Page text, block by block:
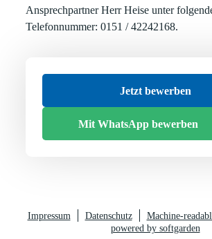
Ansprechpartner Herr Heise unter
Telefonnummer: 0151 / 42242168.
Jetzt bewerben
Mit WhatsApp bewerben
Impressum Datenschutz
Machine-
powered by softgarden